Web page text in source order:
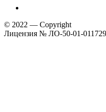
© 2022 — Copyright
Лицензия № ЛО-50-01-011729